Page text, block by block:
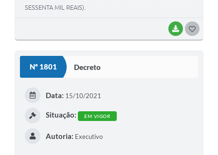
BAIXAR
SESSENTA MIL REAIS).
Nº 1801 Decreto
Data: 15/10/2021
Situação: EM VIGOR
Autoria: Executivo